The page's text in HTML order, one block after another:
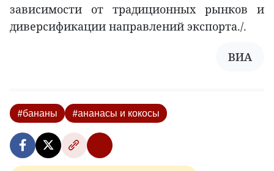
зависимости от традиционных рынков и
диверсификации направлений экспорта./.
ВИА
#бананы #ананасы и кокосы